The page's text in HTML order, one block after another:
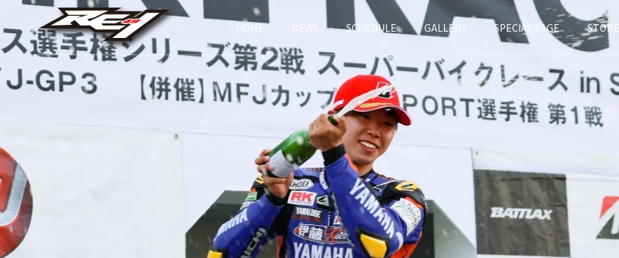
HOME SCHEDULE GALLERY SPECIAL PAGE STORE